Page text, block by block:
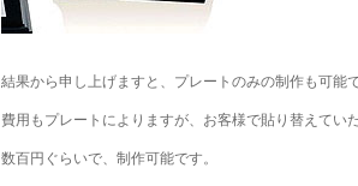
結果から申し上げますと、プレートのみの制作も可能で
費用もプレートによりますが、お客様で貼り替えてい
数百円ぐらいで、制作可能です。